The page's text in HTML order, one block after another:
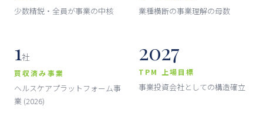
少数精鋭・全員が事業の中核 業種横断の事業理解の母数
1社
買収済み事業
ヘルスケアプラットフォーム事
業 (2026)
2027
TPM 上場目標
事業投資会社としての構造確立